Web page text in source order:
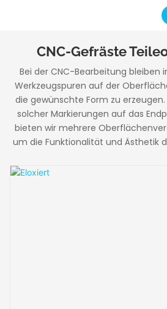
CNC-Gefräste
Bei der CNC-Bearbeitung bleiben
Werkzeugspuren auf der
die gewünschte Form zu
solcher Markierungen auf das
bieten wir mehrere
um die Funktionalität und Ästhetik